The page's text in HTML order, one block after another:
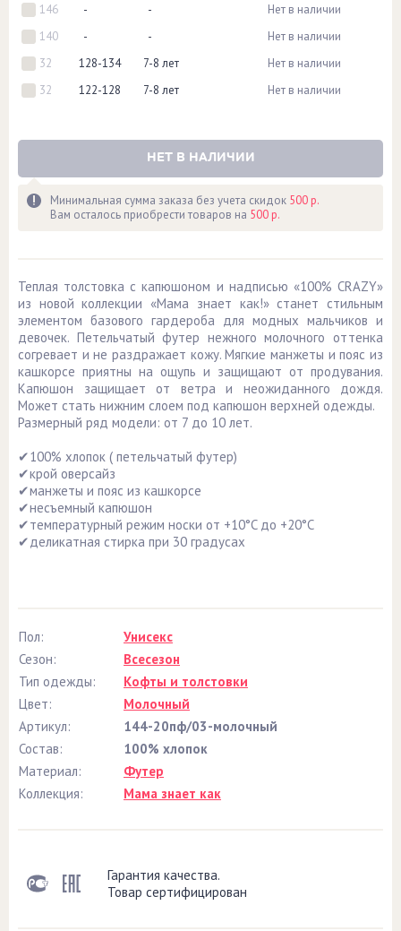
146 - -
Нет в наличии
140
- -
Нет в наличии
32
128-134 7-8 лет
Нет в наличии
32
122-128 7-8 лет Нет в наличии
НЕТ В НАЛИЧИИ
Минимальная сумма заказа без учета скидок 500 р.
Вам осталось приобрести товаров на 500 р.
Теплая толстовка с капюшоном и надписью «100% CRAZY»
из новой коллекции «Мама знает как!» станет стильным
элементом базового гардероба для модных мальчиков и
девочек. Петельчатый футер нежного молочного оттенка
согревает и не раздражает кожу. Мягкие манжеты и пояс из
кашкорсе приятны на ощупь и защищают от продувания.
Капюшон защищает от ветра и неожиданного дождя.
Может стать нижним слоем под капюшон верхней одежды.
Размерный ряд модели: от 7 до 10 лет.
✔100% хлопок ( петельчатый футер)
✔крой оверсайз
✔манжеты и пояс из кашкорсе
✔несъемный капюшон
✔температурный режим носки от +10°C до +20°C
✔деликатная стирка при 30 градусах
Пол:
Унисекс
Сезон:
Всесезон
Тип одежды:
Кофты и толстовки
Цвет:
Молочный
Артикул:
144-20пф/03-молочный
Состав:
100% хлопок
Материал:
Футер
Коллекция:
Мама знает как
Гарантия качества.
Товар сертифицирован